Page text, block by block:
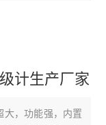
计生产厂家
大，功能强，内置